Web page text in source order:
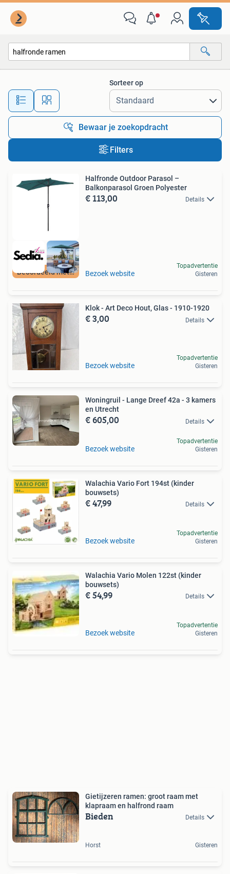
Alle afstanden…
Sorteer op
Bewaar je zoekopdracht
Filters
Beoordeeld met 9+
Halfronde Outdoor Parasol –
Balkonparasol Groen Polyester
€ 113,00 Details
Bezoek website
Topadvertentie
Gisteren
Klok - Art Deco Hout, Glas - 1910-1920
€ 3,00 Details
Bezoek website
Topadvertentie
Gisteren
Woningruil - Lange Dreef 42a - 3 kamers
en Utrecht
€ 605,00 Details
Bezoek website
Topadvertentie
Gisteren
Walachia Vario Fort 194st (kinder
bouwsets)
€ 47,99 Details
Bezoek website
Topadvertentie
Gisteren
Walachia Vario Molen 122st (kinder
bouwsets)
€ 54,99 Details
Bezoek website
Topadvertentie
Gisteren
Gietijzeren ramen: groot raam met
klapraam en halfrond raam
Bieden Details
Horst Gisteren